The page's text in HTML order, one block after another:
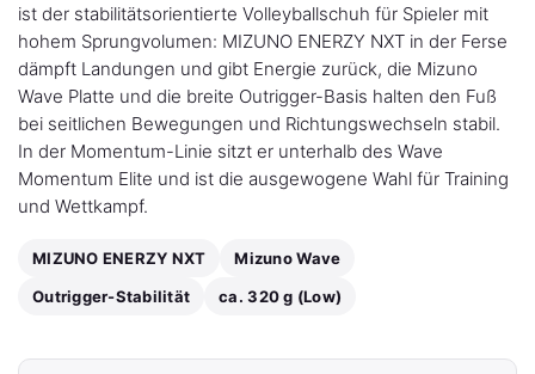
ist der stabilitätsorientierte Volleyballschuh für Spieler mit
hohem Sprungvolumen: MIZUNO ENERZY NXT in der Ferse
dämpft Landungen und gibt Energie zurück, die Mizuno
Wave Platte und die breite Outrigger-Basis halten den Fuß
bei seitlichen Bewegungen und Richtungswechseln stabil.
In der Momentum-Linie sitzt er unterhalb des Wave
Momentum Elite und ist die ausgewogene Wahl für Training
und Wettkampf.
MIZUNO ENERZY NXT
Mizuno Wave
Outrigger-Stabilität
ca. 320 g (Low)